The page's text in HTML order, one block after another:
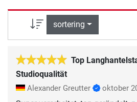
sortering
Top
Studioqualität
Alexander Greutter oktober